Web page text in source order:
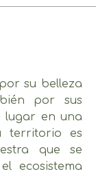
su belleza
por sus
lugar en una
territorio es
que se
ecosistema